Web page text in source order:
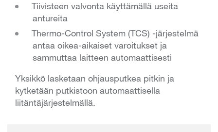
Tiivisteen valvonta käyttämällä useita
antureita
Thermo-Control System (TCS) -järjestelmä
antaa oikea-aikaiset varoitukset ja
sammuttaa laitteen automaattisesti
Yksikkö lasketaan ohjausputkea pitkin ja
kytketään putkistoon automaattisella
liitäntäjärjestelmällä.